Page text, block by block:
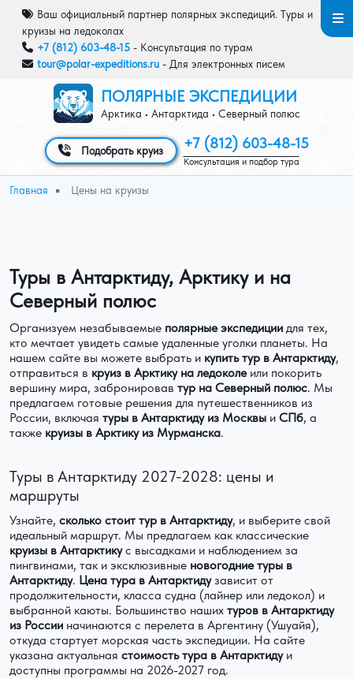
Перейти к основному содержанию
Ваш официальный партнер полярных экспедиций. Туры и
круизы на ледоколах
+7 (812) 603-48-15 - Консультация по турам
tour@polar-expeditions.ru - Для электронных писем
ПОЛЯРНЫЕ ЭКСПЕДИЦИИ
Арктика • Антарктида • Северный полюс
Подобрать круиз +7 (812) 603-48-15
Консультация и подбор тура
Строка навигации
Главная Цены на круизы
Туры в Антарктиду, Арктику и на
Северный полюс
Организуем незабываемые полярные экспедиции для тех,
кто мечтает увидеть самые удаленные уголки планеты. На
нашем сайте вы можете выбрать и купить тур в Антарктиду,
отправиться в круиз в Арктику на ледоколеили покорить
вершину мира, забронировав тур на Северный полюс. Мы
предлагаем готовые решения для путешественников из
России, включая туры в Антарктиду из Москвы и СПб, а
также круизы в Арктику из Мурманска.
Туры в Антарктиду 2027-2028: цены и
маршруты
Узнайте, сколько стоит тур в Антарктиду, и выберите свой
идеальный маршрут. Мы предлагаем как классические
круизы в Антарктикус высадками и наблюдением за
пингвинами, так и эксклюзивные новогодние туры в
Антарктиду. Цена тура в Антарктидузависит от
продолжительности, класса судна (лайнер или ледокол) и
выбранной каюты. Большинство наших туров в Антарктиду
из России начинаются с перелета в Аргентину (Ушуайя),
откуда стартует морская часть экспедиции. На сайте
указана актуальная стоимость тура в Антарктидуи
доступны программы на 2026-2027 год.